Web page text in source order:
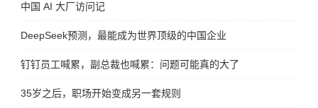
中国 AI 大厂访问记
DeepSeek预测，最能成为世界顶级的中国企业
钉钉员工喊累，副总裁也喊累：问题可能真的大了
35岁之后，职场开始变成另一套规则